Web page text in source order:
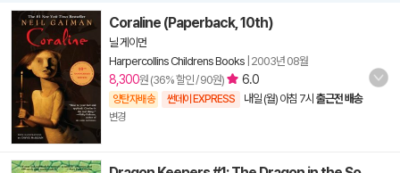
Coraline (Paperback, 10th)
닐 게이먼
Harpercollins Childrens Books 2003년 08월
8,300원 (36% 할인 / 90원) 6.0
양탄자배송 썬데이 EXPRESS 내일 (월) 아침 7시 출근전 배송
변경